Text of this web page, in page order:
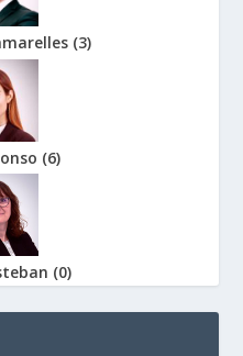
(3)
(6)
(0)